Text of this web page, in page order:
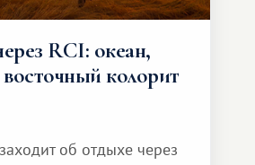
RCI: океан,
колорит
об отдыхе через